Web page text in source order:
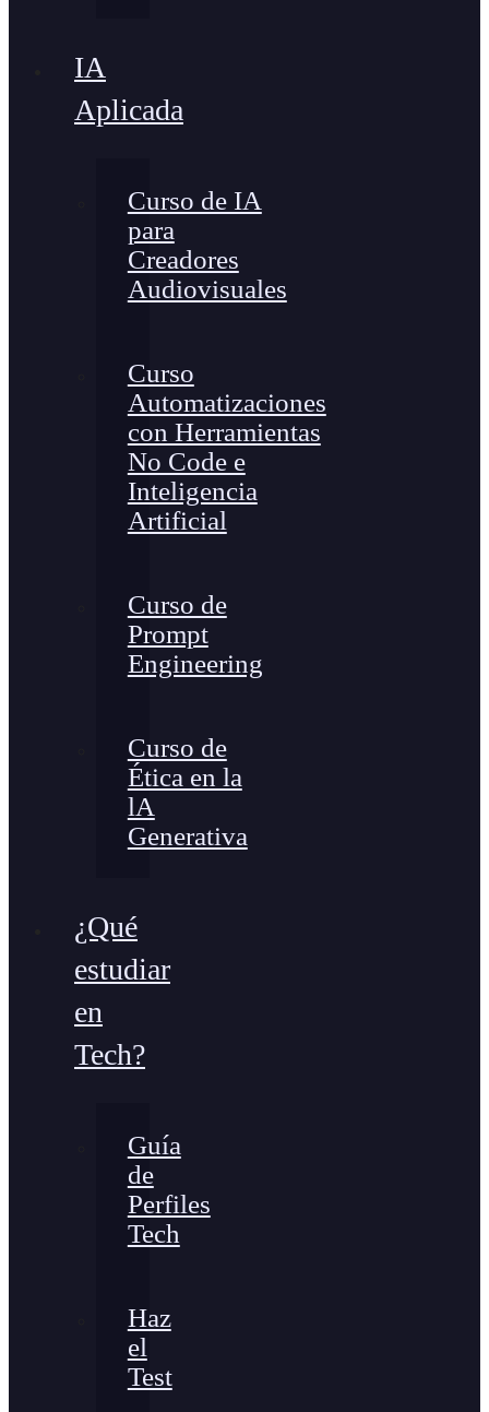
IA
Aplicada
Curso de IA
para
Creadores
Audiovisuales
Curso
Automatizaciones
con Herramientas
No Code e
Inteligencia
Artificial
Curso de
Prompt
Engineering
Curso de
Ética en la
lA
Generativa
¿Qué
estudiar
en
Tech?
Guía
de
Perfiles
Tech
Haz
el
Test